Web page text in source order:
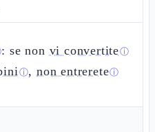
: se non vi convertiteⓘ
ⓘ,non entrereteⓘ